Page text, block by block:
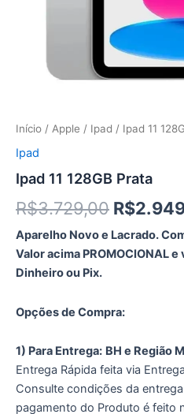
Início / Apple / Ipad / Ipad 11
Ipad
Ipad 11 128GB Prata
R$3.729,00 O
preço
original
R$
Aparelho Novo e Lacrado.
Valor acima PROMOCIONAL
Dinheiro ou Pix.
Opções de Compra:
1) Para Entrega: BH e Região
Entrega Rápida feita via
Consulte condições da
pagamento do Produto é feito